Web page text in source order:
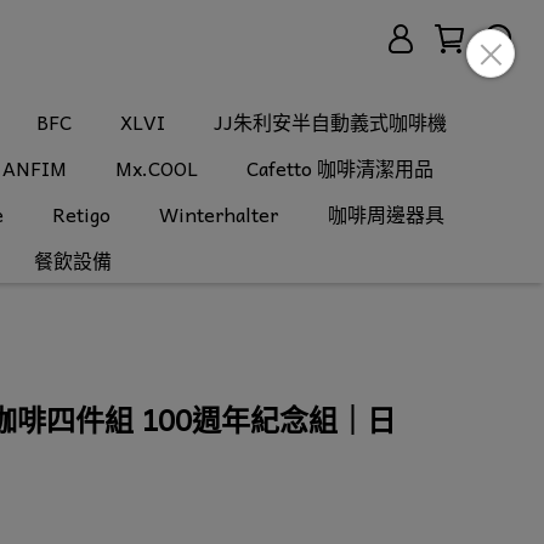
BFC XLVI
JJ朱利安半自動義式咖啡機
ANFIM Mx.COOL
Cafetto 咖啡清潔用品
Retigo Winterhalter
咖啡周邊器具
餐飲設備
四件組 100週年紀念組｜日